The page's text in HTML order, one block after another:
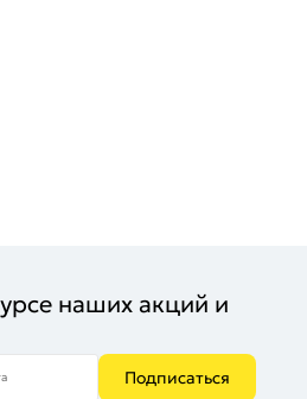
наших акций и
Подписаться